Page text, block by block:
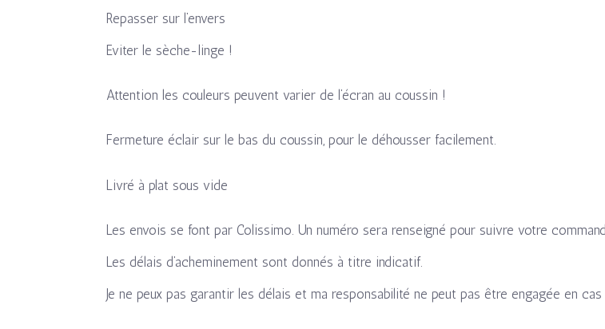
Repasser sur l’envers
Eviter le sèche-linge !
Attention les couleurs peuvent varier de l’écran au coussin !
Fermeture éclair sur le bas du coussin, pour le déhousser facilement.
Livré à plat sous vide
Les envois se font par Colissimo. Un numéro sera renseigné pour suivre votre
Les délais d’acheminement sont donnés à titre indicatif.
Je ne peux pas garantir les délais et ma responsabilité ne peut pas être engagée en